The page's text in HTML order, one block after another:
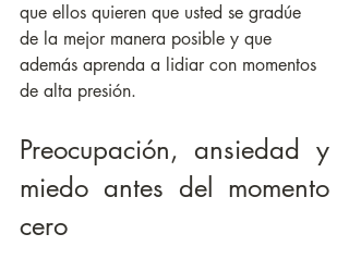
que ellos quieren que usted se gradúe
de la mejor manera posible y que
además aprenda a lidiar con momentos
de alta presión.
Preocupación, ansiedad y
miedo antes del momento
cero